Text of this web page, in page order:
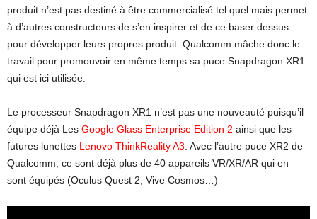
produit n’est pas destiné à être commercialisé tel quel mais permet
à d’autres constructeurs de s’en inspirer et de ce baser dessus
pour développer leurs propres produit. Qualcomm mâche donc le
travail pour promouvoir en même temps sa puce Snapdragon XR1
qui est ici utilisée.
Le processeur Snapdragon XR1 n’est pas une nouveauté puisqu’il
équipe déjà Les Google Glass Enterprise Edition 2 ainsi que les
futures lunettes Lenovo ThinkReality A3 . Avec l’autre puce XR2 de
Qualcomm, ce sont déjà plus de 40 appareils VR/XR/AR qui en
sont équipés (Oculus Quest 2, Vive Cosmos…)